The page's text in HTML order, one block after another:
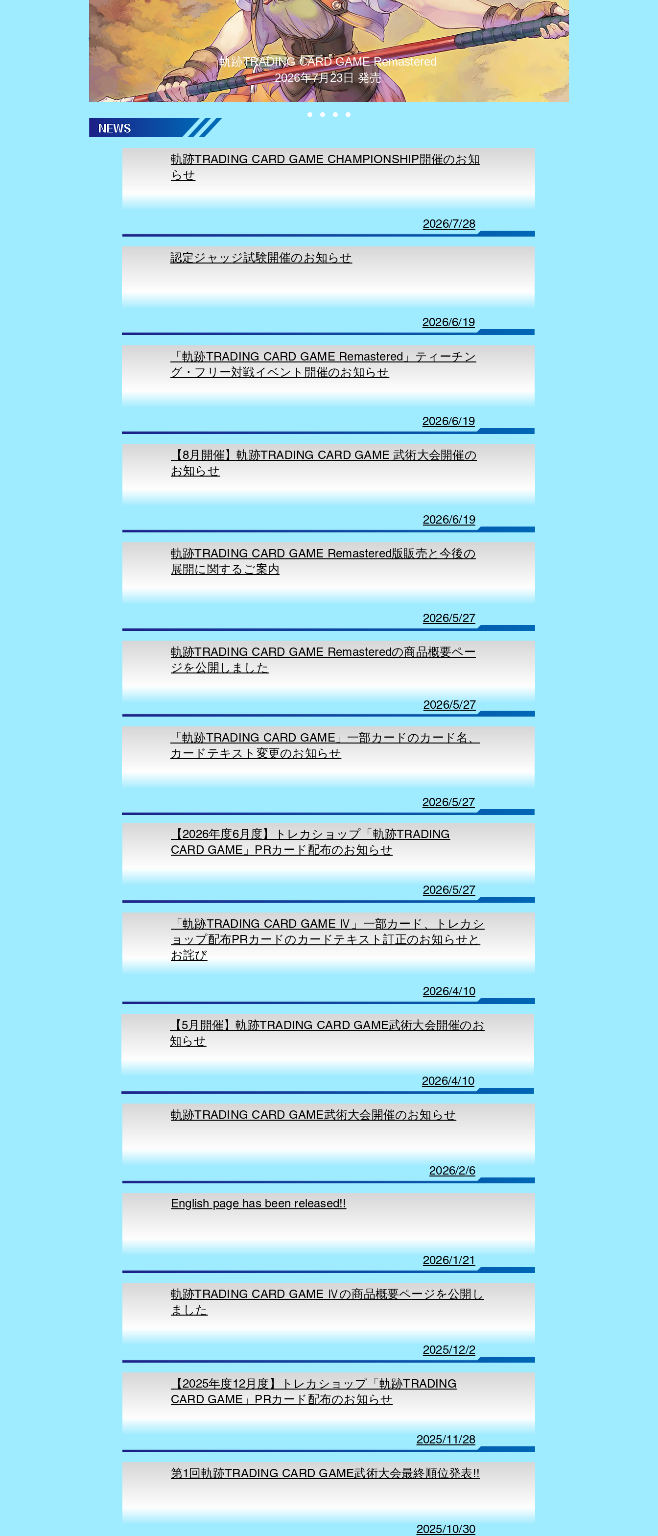
軌跡TRADING CARD GAME Remastered
​2026年7月23日 発売
軌跡TRADING CARD GAME CHAMPIONSHIP開催のお知
らせ
2026/7/28
​認定ジャッジ試験開催のお知らせ
2026/6/19
「軌跡TRADING CARD GAME Remastered」ティーチン
グ・フリー対戦イベント開催のお知らせ
2026/6/19
【8月開催】軌跡TRADING CARD GAME 武術大会開催の
お知らせ
2026/6/19
軌跡TRADING CARD GAME Remastered版販売と今後の
展開に関するご案内
2026/5/27
​軌跡TRADING CARD GAME Remasteredの商品概要ペー
ジを公開しました
2026/5/27
「軌跡TRADING CARD GAME」一部カードのカード名、
カードテキスト変更のお知らせ
2026/5/27
【2026年度6月度】トレカショップ「​軌跡TRADING
CARD GAME」PRカード配布のお知らせ
2026/5/27
「軌跡TRADING CARD GAME Ⅳ」一部カード、トレカシ
ョップ配布PRカードのカードテキスト訂正のお知らせと
お詫び
2026/4/10
【5月開催】軌跡TRADING CARD GAME武術大会開催のお
知らせ
2026/4/10
軌跡TRADING CARD GAME武術大会開催のお知らせ
2026/2/6
English page has been released!!
2026/1/21
​軌跡TRADING CARD GAME Ⅳの商品概要ページを公開し
ました
2025/12/2
【2025年度12月度】トレカショップ「​軌跡TRADING
CARD GAME」PRカード配布のお知らせ
2025/11/28
第1回軌跡TRADING CARD GAME武術大会最終順位発表!!
2025/10/30